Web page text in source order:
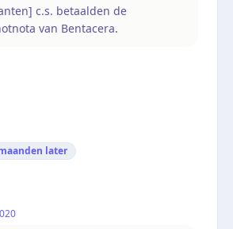
c.s. betaalden de
van Bentacera.
later